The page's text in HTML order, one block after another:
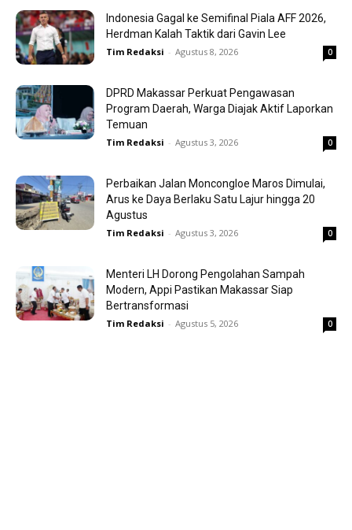
Indonesia Gagal ke Semifinal Piala AFF 2026,
Herdman Kalah Taktik dari Gavin Lee
Tim Redaksi - Agustus 8, 2026 0
DPRD Makassar Perkuat Pengawasan
Program Daerah, Warga Diajak Aktif Laporkan
Temuan
Tim Redaksi - Agustus 3, 2026 0
Perbaikan Jalan Moncongloe Maros Dimulai,
Arus ke Daya Berlaku Satu Lajur hingga 20
Agustus
Tim Redaksi - Agustus 3, 2026 0
Menteri LH Dorong Pengolahan Sampah
Modern, Appi Pastikan Makassar Siap
Bertransformasi
Tim Redaksi - Agustus 5, 2026 0